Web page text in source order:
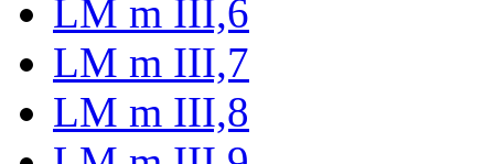
LM m III,6
LM m III,7
LM m III,8